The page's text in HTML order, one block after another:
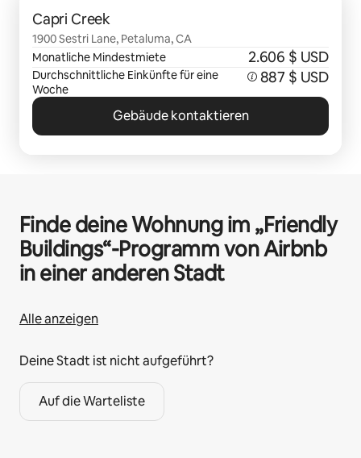
Capri Creek
1900 Sestri Lane, Petaluma, CA
Monatliche Mindestmiete
2.606 $ USD
Durchschnittliche Einkünfte für eine
Woche
887 $ USD
Gebäude kontaktieren
Finde deine Wohnung im „Friendly
Buildings“-Programm von Airbnb
in einer anderen Stadt
Alle anzeigen
Deine Stadt ist nicht aufgeführt?
Auf die Warteliste